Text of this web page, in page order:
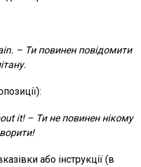
. – Ти повинен повідомити
it! – Ти не повинен нікому
або інструкції (в